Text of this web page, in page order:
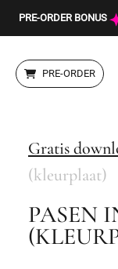
PRE-ORDER BONUS
PRE-ORDER
Gratis
(kleurplaat)
PASEN